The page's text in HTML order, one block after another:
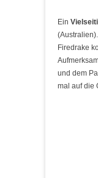
Ein
Firedrake
und dem
mal auf die